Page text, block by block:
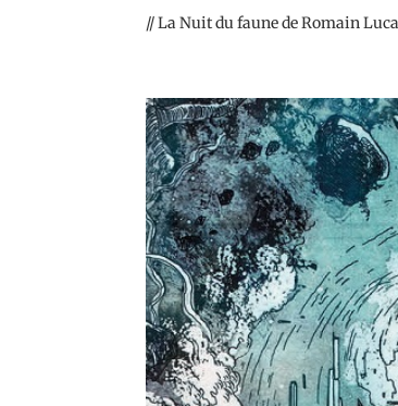
// La Nuit du faune de Romain